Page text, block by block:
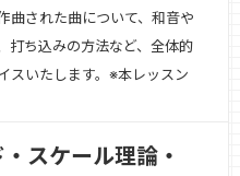
曲された曲について、和音や
打ち込みの方法など、全体的
スいたします。※本レッスン
好ましいです。楽譜だけの持
スケール理論・